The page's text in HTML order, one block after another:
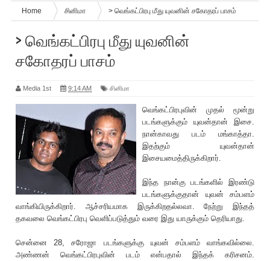
Home சினிமா > வெங்கட்பிரபு மீது யுவனின் சகோதரப் பாசம்
> வெங்கட்பிரபு மீது யுவனின்
சகோதரப் பாசம்
Media 1st 9:14 AM சினிமா
வெங்கட்பிரபுவின் முதல் மூன்று
படங்களுக்கும் யுவன்தான் இசை.
நான்காவது படம் மங்காத்தா.
இதற்கும் யுவன்தான்
இசையமைத்திருக்கிறார்.
இந்த நா‌ன்கு படங்களில் இரண்டு
படங்களுக்குதான் யுவன் சம்பளம்
வாங்கியிருக்கிறார். ஆச்ச‌ரியமாக இருக்கிறதல்லவா. நேற்று இந்தத்
தகவலை வெங்கட்பிரபு வெளிப்படுத்தும் வரை இது யாருக்கும் தெ‌ரியாது.
சென்னை 28, சரோஜா படங்களுக்கு யுவன் சம்பளம் வாங்கவில்லை.
அண்ணன் வெங்கட்பிரபுவின் படம் என்பதால் இந்த‌க் கரிசனம்.